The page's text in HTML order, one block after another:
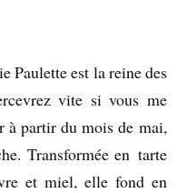
Paulette est la reine des
vite si vous me
à partir du mois de mai,
Transformée en tarte
et miel, elle fond en